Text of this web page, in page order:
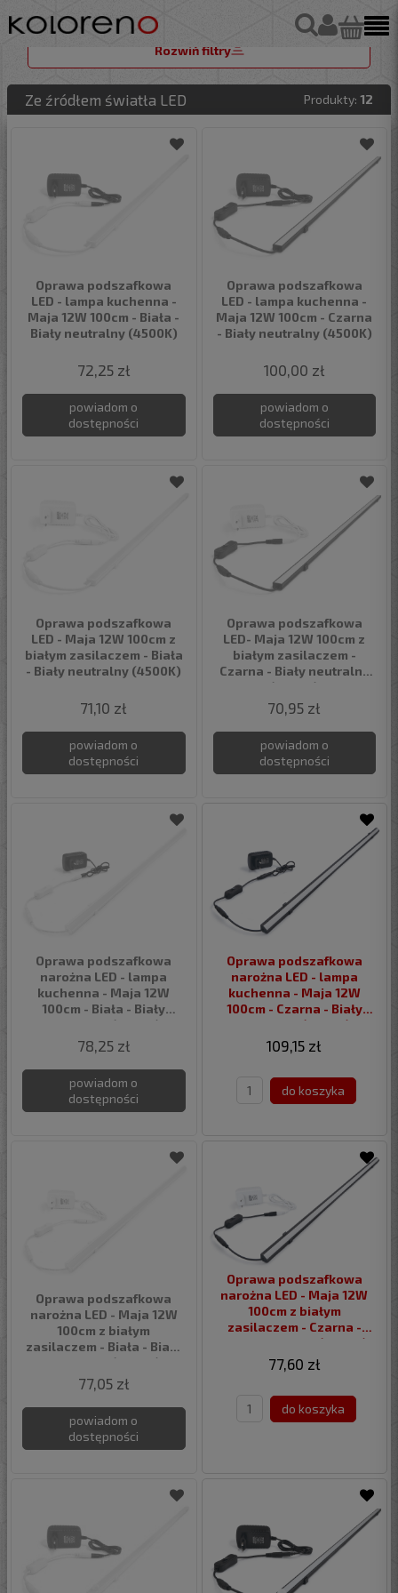
Rozwiń filtry
Ze źródłem światła LED Produkty: 12
Oprawa podszafkowa
LED - lampa kuchenna -
Maja 12W 100cm - Biała -
Biały neutralny (4500K)
72,25 zł
powiadom o
dostępności
Oprawa podszafkowa
LED - lampa kuchenna -
Maja 12W 100cm - Czarna
- Biały neutralny (4500K)
100,00 zł
powiadom o
dostępności
Oprawa podszafkowa
LED - Maja 12W 100cm z
białym zasilaczem - Biała
- Biały neutralny (4500K)
71,10 zł
powiadom o
dostępności
Oprawa podszafkowa
LED- Maja 12W 100cm z
białym zasilaczem -
Czarna - Biały neutralny
(4500K)
70,95 zł
powiadom o
dostępności
Oprawa podszafkowa
narożna LED - lampa
kuchenna - Maja 12W
100cm - Biała - Biały
neutralny (4500K)
78,25 zł
powiadom o
dostępności
Oprawa podszafkowa
narożna LED - lampa
kuchenna - Maja 12W
100cm - Czarna - Biały
neutralny (4500K)
109,15 zł
do koszyka
Oprawa podszafkowa
narożna LED - Maja 12W
100cm z białym
zasilaczem - Biała - Biały
neutralny (4500K)
77,05 zł
powiadom o
dostępności
Oprawa podszafkowa
narożna LED - Maja 12W
100cm z białym
zasilaczem - Czarna -
Biały neutralny (4500K)
77,60 zł
do koszyka